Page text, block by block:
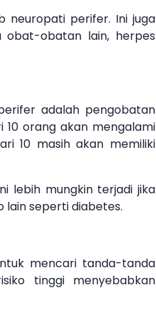
neuropati perifer. Ini juga
obat-obatan lain, herpes
adalah pengobatan
orang akan mengalami
10 masih akan memiliki
lebih mungkin terjadi jika
lain seperti diabetes.
mencari tanda-tanda
tinggi menyebabkan